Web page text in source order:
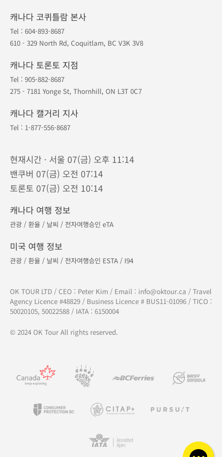
캐나다 코퀴틀람 본사
Tel : 604-893-8687
610 - 329 North Rd, Coquitlam, BC V3K 3V8
캐나다 토론토 지점
Tel : 905-882-8687
275 - 7181 Yonge St, Thornhill, ON L3T 0C7
캐나다 캘거리 지사
Tel : 1-877-556-8687
현재시간 · 서울 07(금) 오후 11:14
밴쿠버 07(금) 오전 07:14
토론토 07(금) 오전 10:14
캐나다 여행 정보
관광 / 환율 / 날씨 / 전자여행승인 eTA
미국 여행 정보
관광 / 환율 / 날씨 / 전자여행승인 ESTA / I94
OK TOUR LTD / CEO : Peter Kim / Email : info@oktour.ca / Travel
Agency Licence #48829 / Business Licence # BUS11-01096 / TICO :
50020105, 50022588 / IATA : 6150004
© 2024 OK Tour All rights reserved.